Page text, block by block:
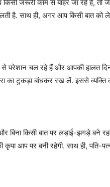
जरूरी काम से बाहर जा रहे हैं,
है. साथ ही, अगर आप किसी बात को
चल रहे हैं और आपकी हालत दिन-
का टुकड़ा बांधकर रख लें. इससे व्यक्ति
बिना किसी बात पर लड़ाई-झगड़े बने
आप पर बनी रहेगी. साथ ही, पति-